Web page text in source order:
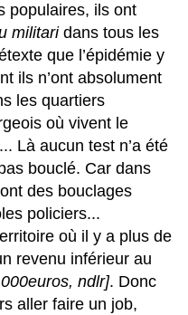
populaires, ils ont
militari dans tous les
que l’épidémie y
ils n’ont absolument
les quartiers
où vivent le
Là aucun test n’a été
bouclé. Car dans
des bouclages
policiers...
où il y a plus de
revenu inférieur au
ndlr]. Donc
aller faire un job,